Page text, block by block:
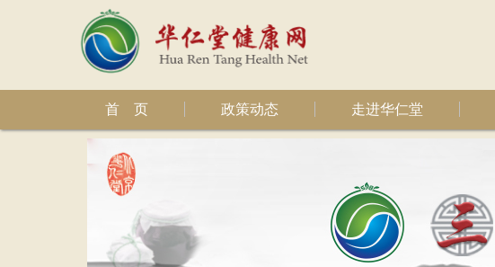
首 页 政策动态 走进华仁堂